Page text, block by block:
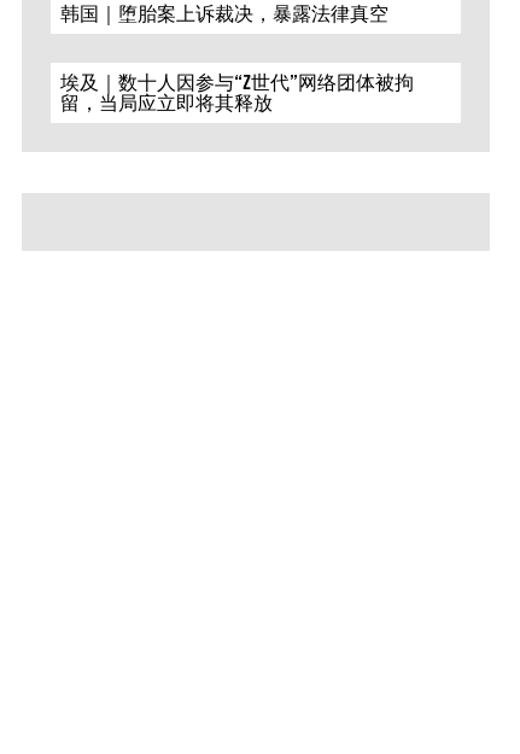
韩国｜堕胎案上诉裁决，暴露法律真空
埃及｜数十人因参与“Z世代”网络团体被拘
留，当局应立即将其释放